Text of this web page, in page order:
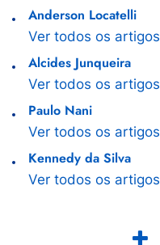
Anderson Locatelli
Ver todos os artigos
Alcides Junqueira
Ver todos os artigos
Paulo Nani
Ver todos os artigos
Kennedy da Silva
Ver todos os artigos